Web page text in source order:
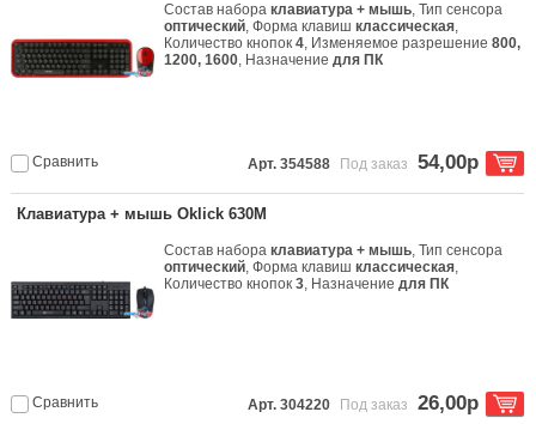
Состав набораклавиатура + мышь, Тип сенсора
оптический, Форма клавишклассическая,
Количество кнопок4, Изменяемое разрешение800,
1200, 1600, Назначениедля ПК
Сравнить Арт. 354588 Под заказ 54,00р
Клавиатура + мышь Oklick 630M
Состав набораклавиатура + мышь, Тип сенсора
оптический, Форма клавишклассическая,
Количество кнопок3, Назначениедля ПК
Сравнить Арт. 304220 Под заказ 26,00р